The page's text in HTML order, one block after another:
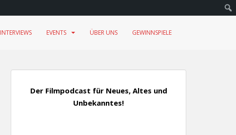
INTERVIEWS EVENTS ÜBER UNS GEWINNSPIELE
Der Filmpodcast für Neues, Altes und
Unbekanntes!